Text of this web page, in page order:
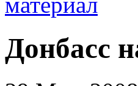
Донбасс